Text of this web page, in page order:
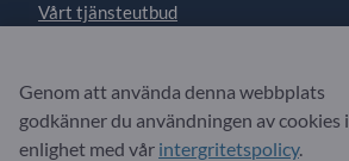
Vårt tjänsteutbud
Meddelande till Exportpages
Genom att använda denna webbplats
godkänner du användningen av cookies i
enlighet med vår intergritetspolicy.